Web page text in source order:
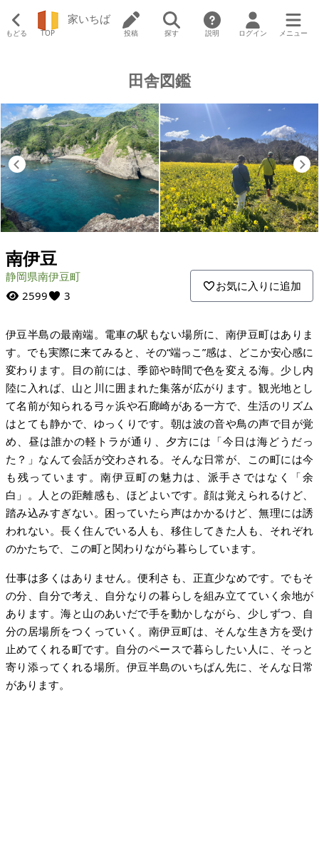
もどる TOP
家いちば
投稿 探す 説明 ログイン メニュー
田舎図鑑
Previous
南伊豆
静岡県南伊豆町
2599
3
お気に入りに追加
伊豆半島の最南端。電車の駅もない場所に、南伊豆町はありま
す。でも実際に来てみると、その“端っこ”感は、どこか安心感に
変わります。目の前には、季節や時間で色を変える海。少し内
陸に入れば、山と川に囲まれた集落が広がります。観光地とし
て名前が知られる弓ヶ浜や石廊崎がある一方で、生活のリズム
はとても静かで、ゆっくりです。朝は波の音や鳥の声で目が覚
め、昼は誰かの軽トラが通り、夕方には「今日は海どうだっ
た？」なんて会話が交わされる。そんな日常が、この町には今
も残っています。南伊豆町の魅力は、派手さではなく「余
白」。人との距離感も、ほどよいです。顔は覚えられるけど、
踏み込みすぎない。困っていたら声はかかるけど、無理には誘
われない。長く住んでいる人も、移住してきた人も、それぞれ
のかたちで、この町と関わりながら暮らしています。
仕事は多くはありません。便利さも、正直少なめです。でもそ
の分、自分で考え、自分なりの暮らしを組み立てていく余地が
あります。海と山のあいだで手を動かしながら、少しずつ、自
分の居場所をつくっていく。南伊豆町は、そんな生き方を受け
止めてくれる町です。自分のペースで暮らしたい人に、そっと
寄り添ってくれる場所。伊豆半島のいちばん先に、そんな日常
があります。